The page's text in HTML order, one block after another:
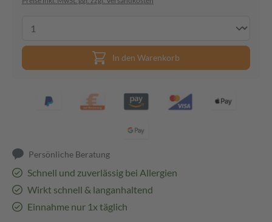
In den Warenkorb
Persönliche Beratung
Schnell und zuverlässig bei Allergien
Wirkt schnell & langanhaltend
Einnahme nur 1x täglich